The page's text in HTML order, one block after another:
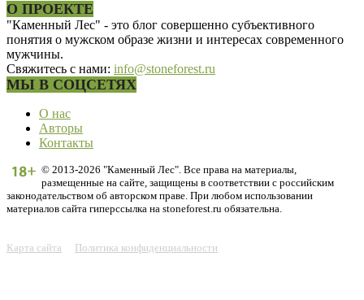
О ПРОЕКТЕ
"Каменный Лес" - это блог совершенно субъективного
понятия о мужском образе жизни и интересах современного
мужчины.
Свяжитесь с нами: info@stoneforest.ru
МЫ В СОЦСЕТЯХ
О нас
Авторы
Контакты
© 2013-2026 "Каменный Лес". Все права на материалы,
размещенные на сайте, защищены в соответствии с российским
законодательством об авторском праве. При любом использовании
материалов сайта гиперссылка на stoneforest.ru обязательна.
Карта сайта Политика конфиденциальности